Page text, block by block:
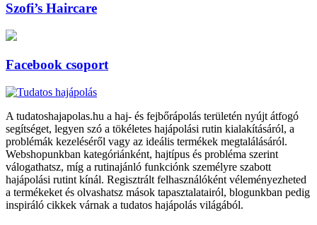
Szofi’s Haircare
Facebook csoport
A tudatoshajapolas.hu a haj- és fejbőrápolás területén nyújt átfogó
segítséget, legyen szó a tökéletes hajápolási rutin kialakításáról, a
problémák kezeléséről vagy az ideális termékek megtalálásáról.
Webshopunkban kategóriánként, hajtípus és probléma szerint
válogathatsz, míg a rutinajánló funkciónk személyre szabott
hajápolási rutint kínál. Regisztrált felhasználóként véleményezheted
a termékeket és olvashatsz mások tapasztalatairól, blogunkban pedig
inspiráló cikkek várnak a tudatos hajápolás világából.